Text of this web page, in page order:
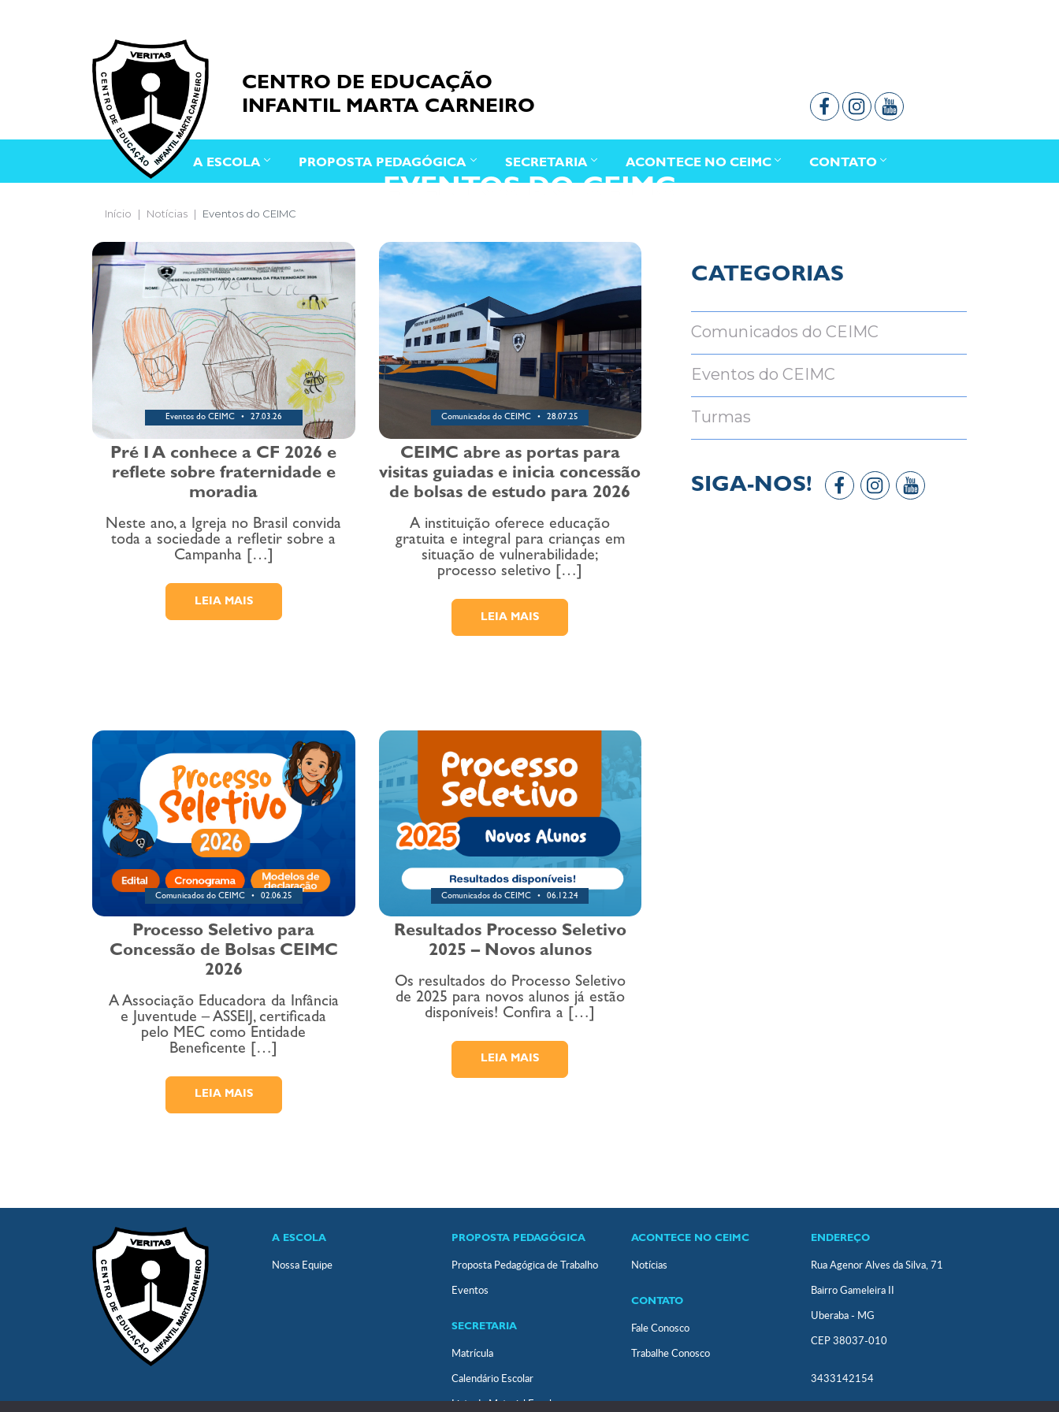
CENTRO DE EDUCAÇÃO
INFANTIL MARTA CARNEIRO
A ESCOLA PROPOSTA PEDAGÓGICA SECRETARIA ACONTECE NO CEIMC CONTATO
EVENTOS DO CEIMC
Início Notícias Eventos do CEIMC
Eventos do CEIMC 27.03.26
Pré I A conhece a CF 2026 e
reflete sobre fraternidade e
moradia
Neste ano, a Igreja no Brasil convida
toda a sociedade a refletir sobre a
Campanha […]
LEIA MAIS
Comunicados do CEIMC 28.07.25
CEIMC abre as portas para
visitas guiadas e inicia concessão
de bolsas de estudo para 2026
A instituição oferece educação
gratuita e integral para crianças em
situação de vulnerabilidade;
processo seletivo […]
LEIA MAIS
Comunicados do CEIMC 02.06.25
Processo Seletivo para
Concessão de Bolsas CEIMC
2026
A Associação Educadora da Infância
e Juventude – ASSEIJ, certificada
pelo MEC como Entidade
Beneficente […]
LEIA MAIS
Comunicados do CEIMC 06.12.24
Resultados Processo Seletivo
2025 – Novos alunos
Os resultados do Processo Seletivo
de 2025 para novos alunos já estão
disponíveis! Confira a […]
LEIA MAIS
CATEGORIAS
Comunicados do CEIMC
Eventos do CEIMC
Turmas
SIGA-NOS!
A ESCOLA
Nossa Equipe
PROPOSTA PEDAGÓGICA
Proposta Pedagógica de Trabalho
Eventos
SECRETARIA
Matrícula
Calendário Escolar
Lista de Material Escolar
ACONTECE NO CEIMC
Notícias
CONTATO
Fale Conosco
Trabalhe Conosco
ENDEREÇO
Rua Agenor Alves da Silva, 71
Bairro Gameleira II
Uberaba - MG
CEP 38037-010
3433142154